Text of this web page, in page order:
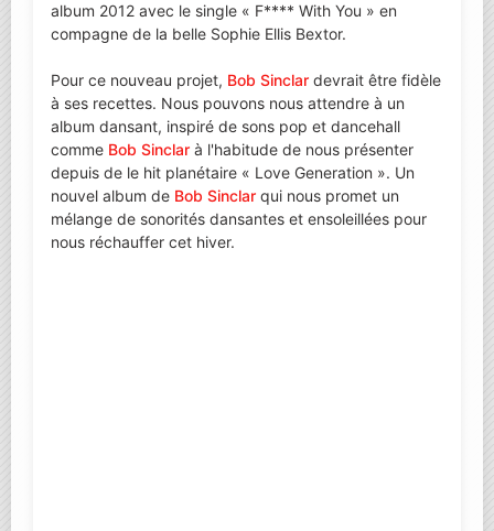
album 2012 avec le single « F**** With You » en
compagne de la belle Sophie Ellis Bextor.
Pour ce nouveau projet, Bob Sinclar devrait être fidèle
à ses recettes. Nous pouvons nous attendre à un
album dansant, inspiré de sons pop et dancehall
comme Bob Sinclar à l'habitude de nous présenter
depuis de le hit planétaire « Love Generation ». Un
nouvel album de Bob Sinclar qui nous promet un
mélange de sonorités dansantes et ensoleillées pour
nous réchauffer cet hiver.